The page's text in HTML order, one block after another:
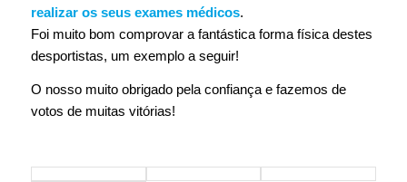
realizar os seus exames médicos.
Foi muito bom comprovar a fantástica forma física destes
desportistas, um exemplo a seguir!
O nosso muito obrigado pela confiança e fazemos de
votos de muitas vitórias!